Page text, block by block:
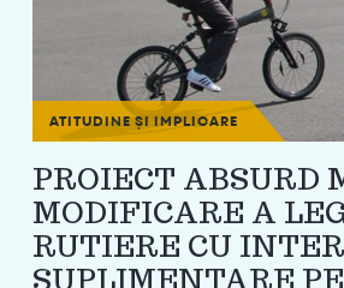
ATITUDINE ȘI IMPLICARE
PROIECT ABSURD
MODIFICARE A
RUTIERE CU
SUPLIMENTARE